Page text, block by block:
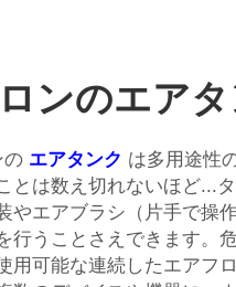
ンのエアタ
の エアタンク は多用途性
とは数え切れないほど...
やエアブラシ（片手で操
行うことさえできます。
用可能な連続したエアフ